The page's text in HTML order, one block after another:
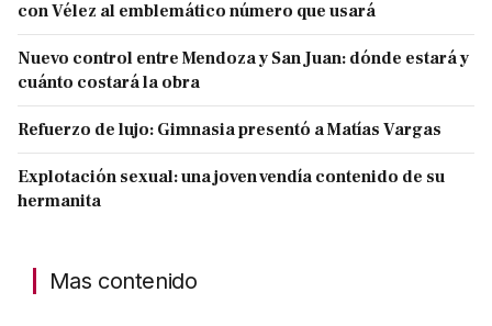
con Vélez al emblemático número que usará
Nuevo control entre Mendoza y San Juan: dónde estará y
cuánto costará la obra
Refuerzo de lujo: Gimnasia presentó a Matías Vargas
Explotación sexual: una joven vendía contenido de su
hermanita
Mas contenido